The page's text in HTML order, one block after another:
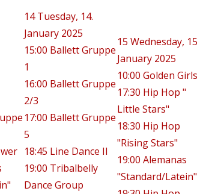
14 Tuesday, 14.
January 2025
15:00 Ballett Gruppe
1
16:00 Ballett Gruppe
2/3
17:00 Ballett Gruppe
5
18:45 Line Dance II
19:00 Tribalbelly
Dance Group
15 Wednesday,
January 2025
10:00 Golden Girls
17:30 Hip Hop "
Little Stars"
18:30 Hip Hop
"Rising Stars"
19:00 Alemanas
"Standard/Latein"